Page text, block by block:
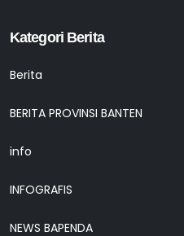
Kategori Berita
Berita
BERITA PROVINSI BANTEN
info
INFOGRAFIS
NEWS BAPENDA